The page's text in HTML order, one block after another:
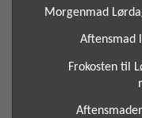
Morgenmad
Aftensmad
Frokosten til